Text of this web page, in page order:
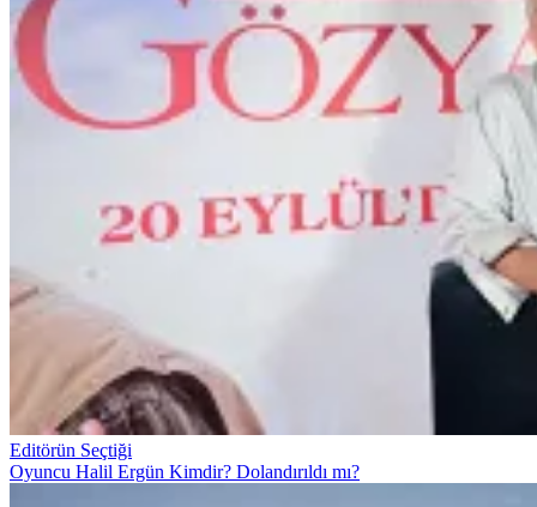
Editörün Seçtiği
Oyuncu Halil Ergün Kimdir? Dolandırıldı mı?